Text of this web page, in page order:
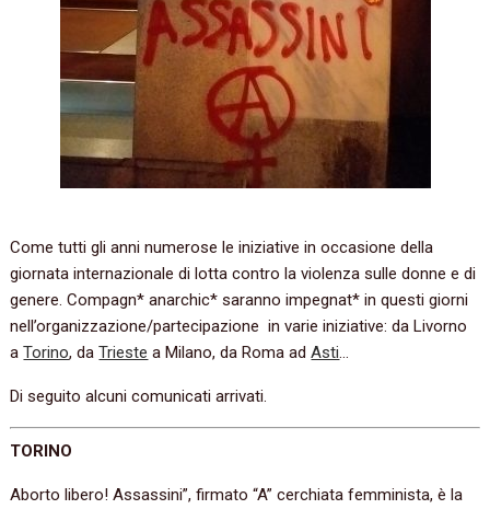
Come tutti gli anni numerose le iniziative in occasione della
giornata internazionale di lotta contro la violenza sulle donne e di
genere. Compagn* anarchic* saranno impegnat* in questi giorni
nell’organizzazione/partecipazione in varie iniziative: da Livorno
aTorino, daTrieste a Milano, da Roma adAsti…
Di seguito alcuni comunicati arrivati.
TORINO
Aborto libero! Assassini”, firmato “A” cerchiata femminista, è la